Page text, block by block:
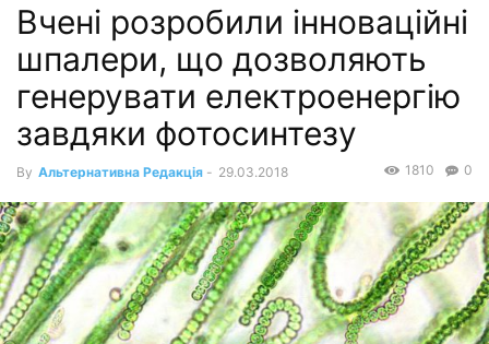
Вчені розробили інноваційні
шпалери, що дозволяють
генерувати електроенергію
завдяки фотосинтезу
By Альтернативна Редакція - 29.03.2018 0
1810